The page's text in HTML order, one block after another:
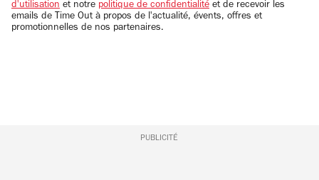
d'utilisation et notre politique de confidentialité et de recevoir les
emails de Time Out à propos de l'actualité, évents, offres et
promotionnelles de nos partenaires.
PUBLICITÉ